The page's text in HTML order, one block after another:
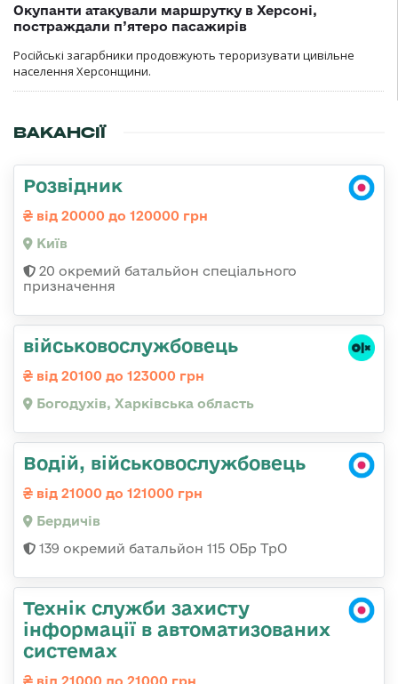
Окупанти атакували маршрутку в Херсоні,
постраждали п’ятеро пасажирів
Російські загарбники продовжують тероризувати цивільне
населення Херсонщини.
ВАКАНСІЇ
Розвідник
від 20000 до 120000 грн
Київ
20 окремий батальйон спеціального
призначення
військовослужбовець
від 20100 до 123000 грн
Богодухів, Харківська область
Водій, військовослужбовець
від 21000 до 121000 грн
Бердичів
139 окремий батальйон 115 ОБр ТрО
Технік служби захисту
інформації в автоматизованих
системах
від 21000 до 21000 грн